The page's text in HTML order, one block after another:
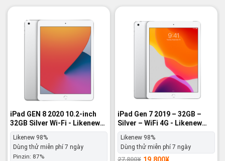
-9%
iPad GEN 8 2020 10.2-inch
32GB Silver Wi-Fi - Likenew
98%
Likenew 98%
Dùng thử miễn phí 7 ngày
Pinzin: 87%
-29%
iPad Gen 7 2019 – 32GB –
Silver – WiFi 4G - Likenew
98%
Likenew 98%
Dùng thử miễn phí 7 ngày
27,800¥ 19,800¥